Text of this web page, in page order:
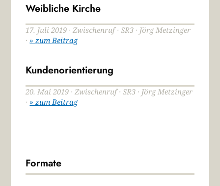
Weibliche Kirche
17. Juli 2019 · Zwischenruf · SR3 · Jörg Metzinger
·» zum Beitrag
Kundenorientierung
20. Mai 2019 · Zwischenruf · SR3 · Jörg Metzinger
·» zum Beitrag
Formate